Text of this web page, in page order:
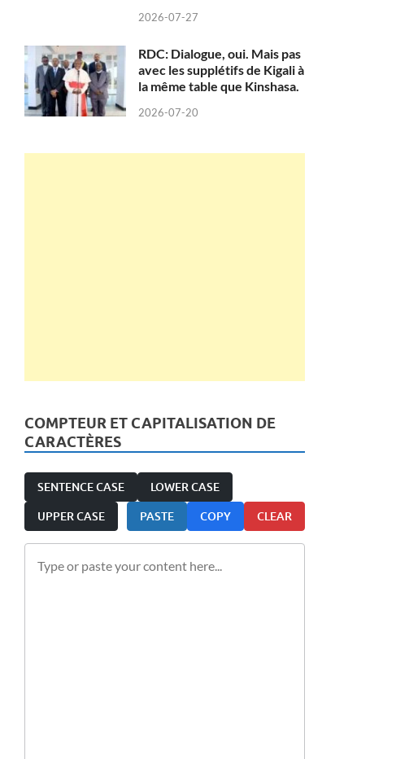
2026-07-27
RDC: Dialogue, oui. Mais pas
avec les supplétifs de Kigali à
la même table que Kinshasa.
2026-07-20
COMPTEUR ET CAPITALISATION DE
CARACTÈRES
SENTENCE CASE LOWER CASE
UPPER CASE PASTE COPY CLEAR